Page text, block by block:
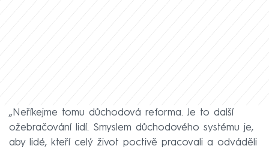
„Neříkejme tomu důchodová reforma. Je to další
ožebračování lidí. Smyslem důchodového systému je,
aby lidé, kteří celý život poctivě pracovali a odváděli